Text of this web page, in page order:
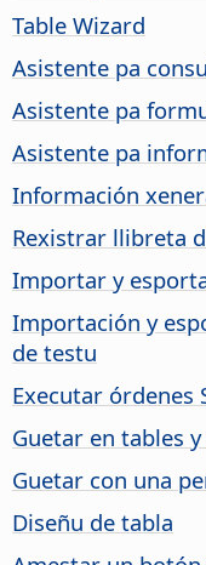
Table Wizard
Asistente pa
Asistente pa
Asistente pa
Información
Rexistrar llibreta
Importar y
Importación y
de testu
Executar órdenes
Guetar en tables
Guetar con una
Diseñu de tabla